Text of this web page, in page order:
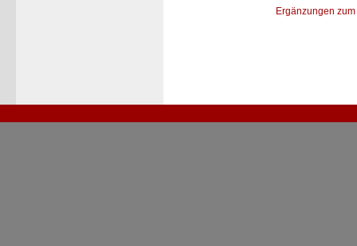
Ergänzungen